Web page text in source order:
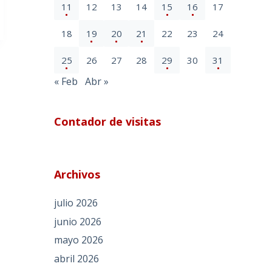
11 12 13 14 15 16 17
18 19 20 21 22 23 24
25 26 27 28 29 30 31
« Feb Abr »
Contador de visitas
Archivos
julio 2026
junio 2026
mayo 2026
abril 2026